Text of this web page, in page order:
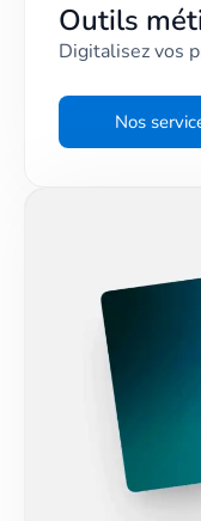
Outils
Digitalisez vos
Nos